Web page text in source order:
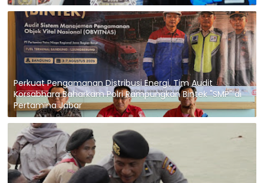
Perkuat Pengamanan Distribusi Energi, Tim Audit
Korsabhara Baharkam Polri Rampungkan Bintek "SMP" di
Pertamina Jabar